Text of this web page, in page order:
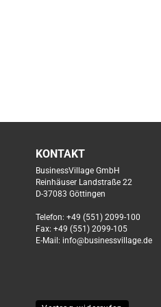
KONTAKT
BusinessVillage GmbH
Reinhäuser Landstraße 22
D-37083 Göttingen
Telefon: +49 (551) 2099-100
Fax: +49 (551) 2099-105
E-Mail: info@businessvillage.de